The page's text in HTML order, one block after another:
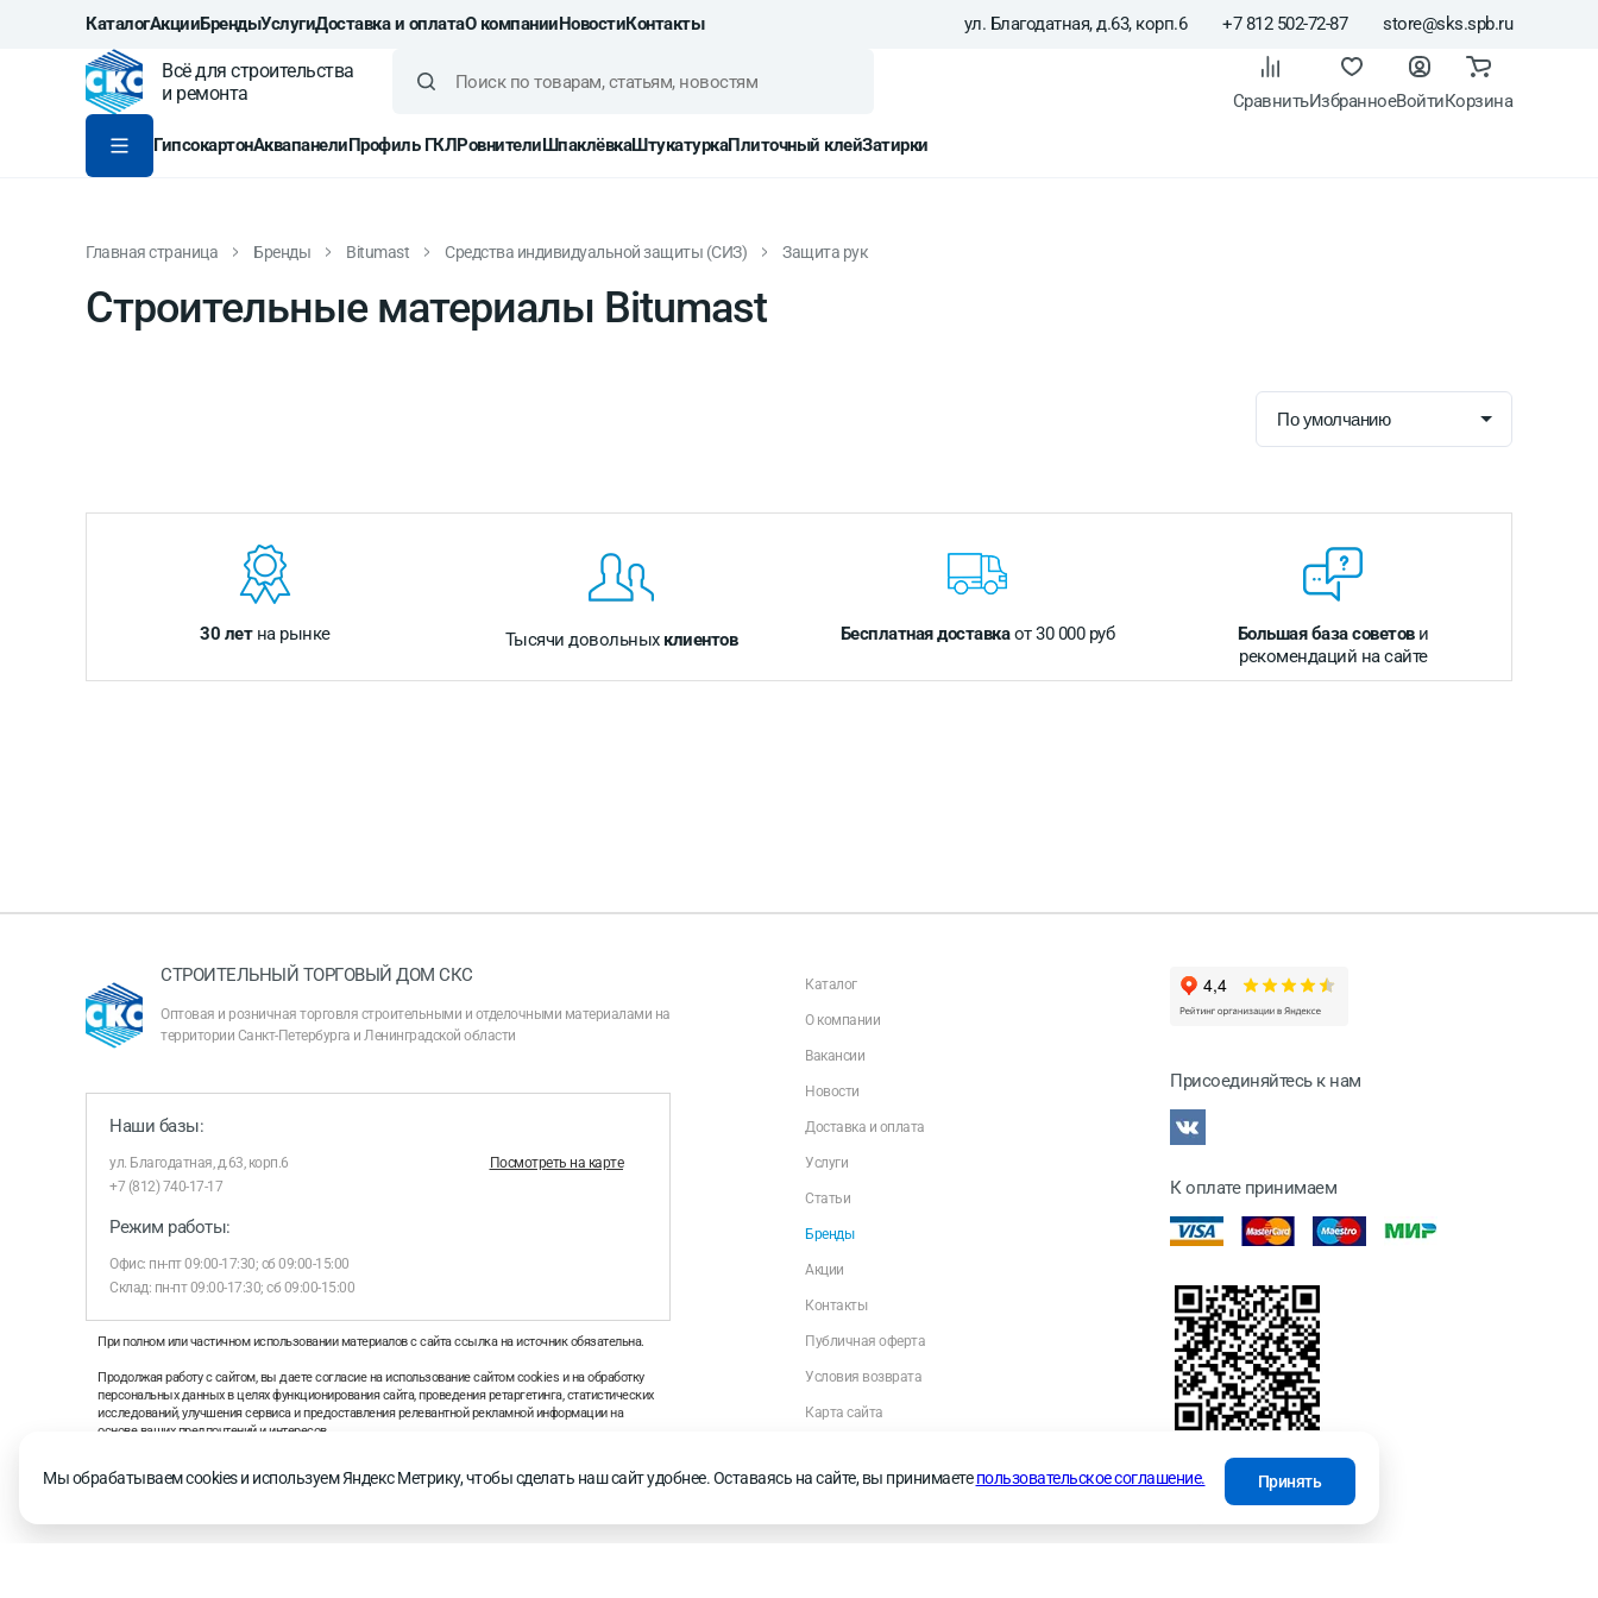
КаталогАкцииБрендыУслугиДоставка и оплатаО компанииНовостиКонтакты ул. Благодатная, д.63, корп.6 +7 812 502-72-87 store@sks.spb.ru
Всё для строительства
и ремонта
СравнитьИзбранноеВойтиКорзина
ГипсокартонАквапанелиПрофиль ГКЛРовнителиШпаклёвкаШтукатуркаПлиточный клейЗатирки
Главная страница Бренды Bitumast Средства индивидуальной защиты (СИЗ) Защита рук
Строительные материалы Bitumast
30 летна рынке Тысячи довольных клиентов Бесплатная доставкаот 30 000 руб Большая база советови
рекомендаций на сайте
СТРОИТЕЛЬНЫЙ ТОРГОВЫЙ ДОМ СКС
Оптовая и розничная торговля строительными и отделочными материалами на
территории Санкт-Петербурга и Ленинградской области
Наши базы:
ул. Благодатная, д.63, корп.6
Посмотреть на карте
+7 (812) 740-17-17
Режим работы:
Офис: пн-пт 09:00-17:30; сб 09:00-15:00
Склад: пн-пт 09:00-17:30; сб 09:00-15:00
При полном или частичном использовании материалов с сайта ссылка на источник обязательна.
Продолжая работу с сайтом, вы даете согласие на использование сайтом cookies и на обработку
персональных данных в целях функционирования сайта, проведения ретаргетинга, статистических
исследований, улучшения сервиса и предоставления релевантной рекламной информации на
основе ваших предпочтений и интересов.
рекомендательных технологий
Каталог
О компании
Вакансии
Новости
Доставка и оплата
Услуги
Статьи
Бренды
Акции
Контакты
Публичная оферта
Условия возврата
Карта сайта
Присоединяйтесь к нам
К оплате принимаем
Мы обрабатываем cookies и используем Яндекс Метрику, чтобы сделать наш сайт удобнее. Оставаясь на сайте, вы принимаетепользовательское соглашение. Принять